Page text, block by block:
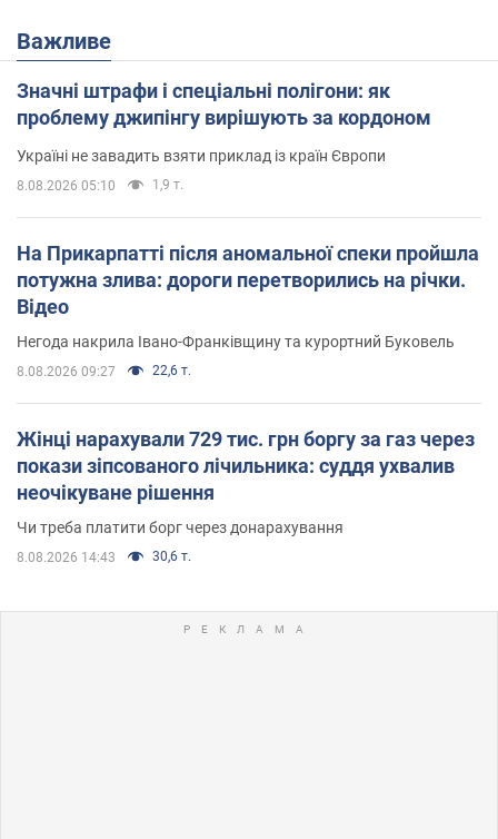
Важливе
Значні штрафи і спеціальні полігони: як
проблему джипінгу вирішують за кордоном
Україні не завадить взяти приклад із країн Європи
8.08.2026 05:10 1,9 т.
На Прикарпатті після аномальної спеки пройшла
потужна злива: дороги перетворились на річки.
Відео
Негода накрила Івано-Франківщину та курортний Буковель
8.08.2026 09:27 22,6 т.
Жінці нарахували 729 тис. грн боргу за газ через
покази зіпсованого лічильника: суддя ухвалив
неочікуване рішення
Чи треба платити борг через донарахування
8.08.2026 14:43 30,6 т.